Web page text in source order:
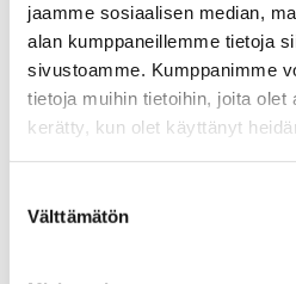
jaamme sosiaalisen median,
alan kumppaneillemme tietoja
sivustoamme. Kumppanimme
tietoja muihin tietoihin, joita olet
kerätty, kun olet käyttänyt
valinta
Välttämätön